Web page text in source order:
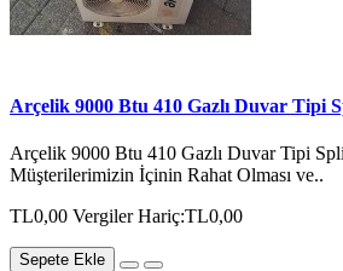
Arçelik 9000 Btu 410 Gazlı Duvar Tipi
Arçelik 9000 Btu 410 Gazlı Duvar Tipi
Müşterilerimizin İçinin Rahat Olması ve..
TL0,00 Vergiler Hariç:TL0,00
Sepete Ekle